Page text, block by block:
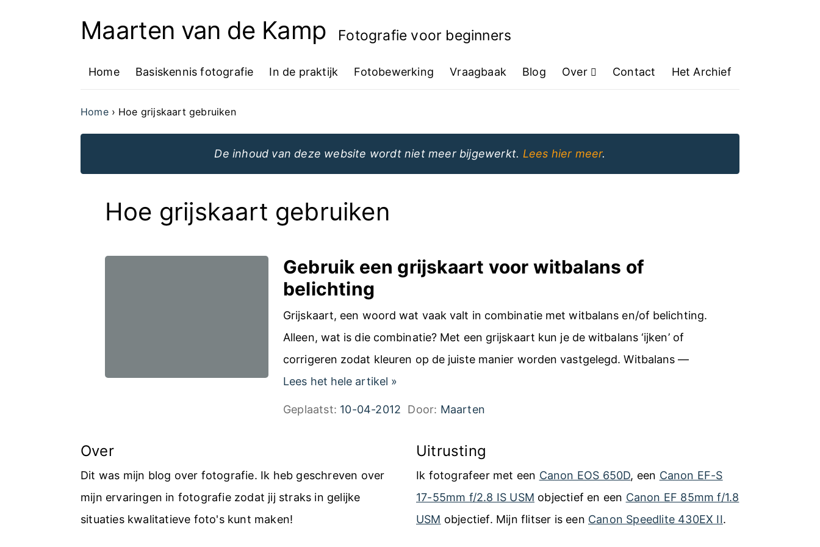
Ga
de
van
de
Maarten van de Kamp Fotografie voor beginners
Home Basiskennis fotografie In de praktijk Fotobewerking Vraagbaak Blog Over Contact Het Archief
Home Hoe grijskaart gebruiken
De inhoud van deze website wordt niet meer bijgewerkt. Lees hier meer.
Hoe grijskaart gebruiken
Gebruik een grijskaart voor witbalans of
belichting
Grijskaart, een woord wat vaak valt in combinatie met witbalans en/of belichting.
Alleen, wat is die combinatie? Met een grijskaart kun je de witbalans ‘ijken’ of
corrigeren zodat kleuren op de juiste manier worden vastgelegd. Witbalans —
Lees het hele artikel G
e
»
Geplaatst: 10-04-2012 Door: Maarten
Over
Dit was mijn blog over fotografie. Ik heb geschreven over
mijn ervaringen in fotografie zodat jij straks in gelijke
situaties kwalitatieve foto's kunt maken!
Uitrusting
Ik fotografeer met een Canon EOS 650D, een Canon EF-S
17-55mm f/2.8 IS USM objectief en een Canon EF 85mm f/1.8
USM objectief. Mijn flitser is een Canon Speedlite 430EX II.